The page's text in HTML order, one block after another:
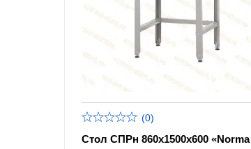
кухонного оборудования
(0)
Стол СПРн 860х1500х600 «Norma